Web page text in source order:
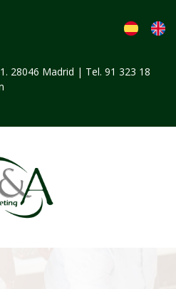
28046 Madrid | Tel. 91 323 18